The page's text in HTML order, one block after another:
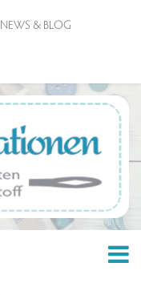
NEWS & BLOG